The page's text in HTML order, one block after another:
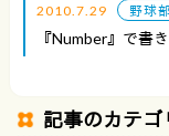
2010.7.29 野球
『Number』で書
記事のカテゴ